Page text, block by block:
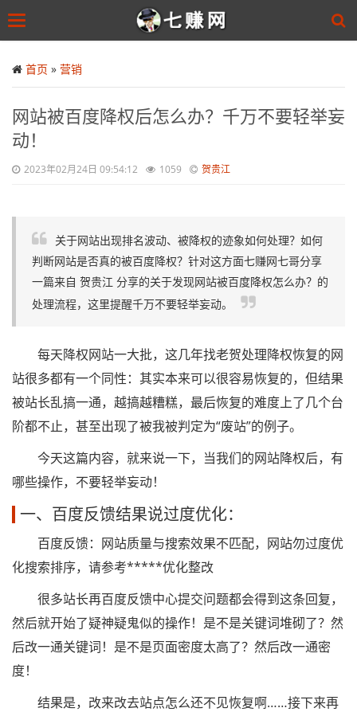
to
main
Toggle
首页 » 营销
网站被百度降权后怎么办？千万不要轻举妄
动！
2023年02月24日 09:54:12 1059 贺贵江
关于网站出现排名波动、被降权的迹象如何处理？如何
判断网站是否真的被百度降权？针对这方面七赚网七哥分享
一篇来自 贺贵江 分享的关于发现网站被百度降权怎么办？的
处理流程，这里提醒千万不要轻举妄动。
每天降权网站一大批，这几年找老贺处理降权恢复的网
站很多都有一个同性：其实本来可以很容易恢复的，但结果
被站长乱搞一通，越搞越糟糕，最后恢复的难度上了几个台
阶都不止，甚至出现了被我被判定为“废站”的例子。
今天这篇内容，就来说一下，当我们的网站降权后，有
哪些操作，不要轻举妄动！
一、百度反馈结果说过度优化：
百度反馈：网站质量与搜索效果不匹配，网站勿过度优
化搜索排序，请参考*****优化整改
很多站长再百度反馈中心提交问题都会得到这条回复，
然后就开始了疑神疑鬼似的操作！是不是关键词堆砌了？然
后改一通关键词！是不是页面密度太高了？然后改一通密
度！
结果是，改来改去站点怎么还不见恢复啊……接下来再